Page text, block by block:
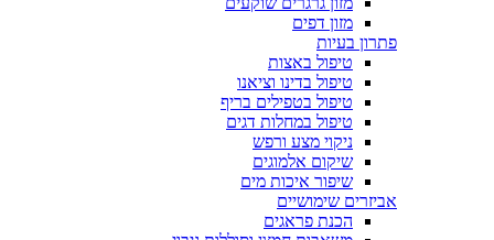
מזון דפים
פתרון בעיות
טיפול באצות
טיפול בדינו וציאנו
טיפול בטפילים בריף
טיפול במחלות דגים
ניקוי מצע ורפש
שיקום אלמוגים
שיפור איכות מים
אביזרים שימושיים
הכנת פראגים